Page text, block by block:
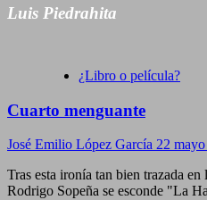
Luis Piedrahita
¿Libro o película?
Cuarto menguante
José Emilio López García 22
Tras esta ironía tan bien trazada
Rodrigo Sopeña se esconde "La